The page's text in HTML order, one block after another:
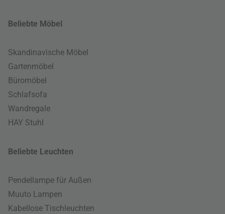
Beliebte Möbel
Skandinavische Möbel
Gartenmöbel
Büromöbel
Schlafsofa
Wandregale
HAY Stuhl
Beliebte Leuchten
Pendellampe für Außen
Muuto Lampen
Kabellose Tischleuchten